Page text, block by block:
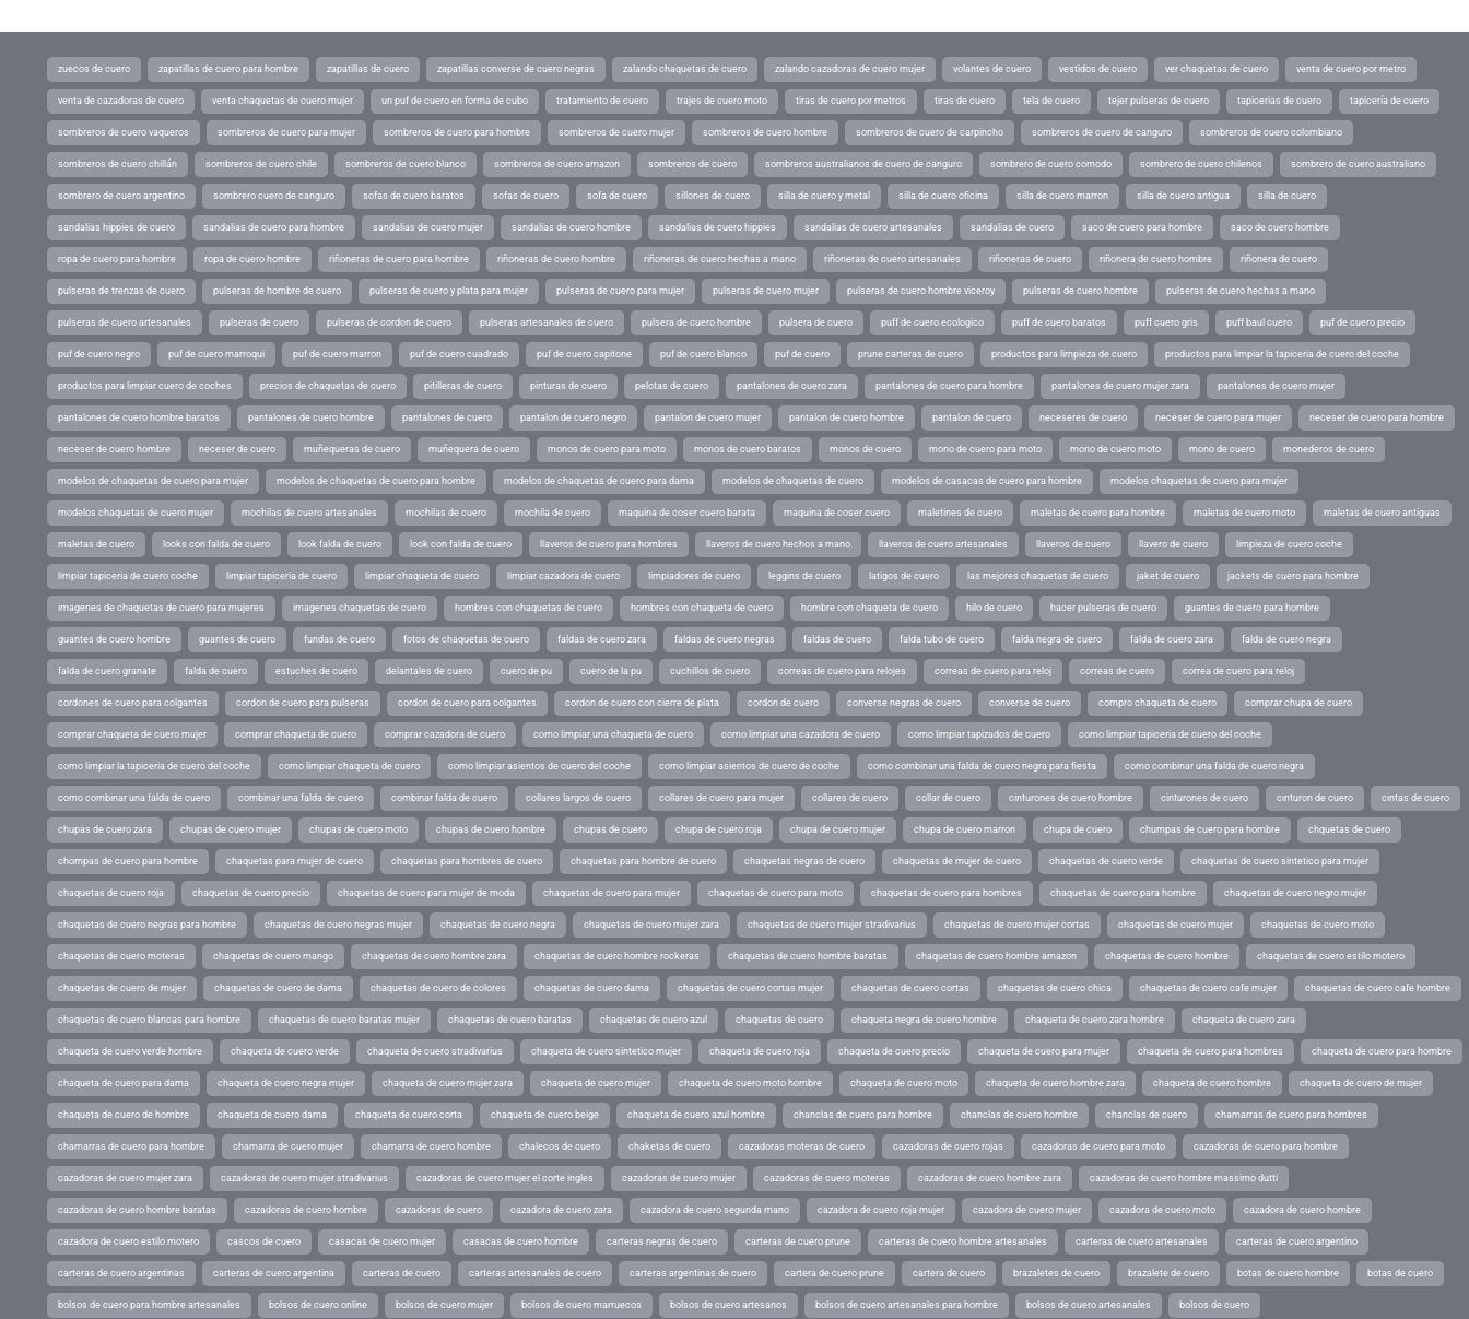
zuecos de cuero zapatillas de cuero para hombre zapatillas de cuero zapatillas converse de cuero negras zalando chaquetas de cuero zalando cazadoras de cuero mujer volantes de cuero vestidos de cuero ver chaquetas de cuero venta de cuero por metro
venta de cazadoras de cuero venta chaquetas de cuero mujer un puf de cuero en forma de cubo tratamiento de cuero trajes de cuero moto tiras de cuero por metros tiras de cuero tela de cuero tejer pulseras de cuero tapicerias de cuero tapicería de cuero
sombreros de cuero vaqueros sombreros de cuero para mujer sombreros de cuero para hombre sombreros de cuero mujer sombreros de cuero hombre sombreros de cuero de carpincho sombreros de cuero de canguro sombreros de cuero colombiano
sombreros de cuero chillán sombreros de cuero chile sombreros de cuero blanco sombreros de cuero amazon sombreros de cuero sombreros australianos de cuero de canguro sombrero de cuero comodo sombrero de cuero chilenos sombrero de cuero australiano
sombrero de cuero argentino sombrero cuero de canguro sofas de cuero baratos sofas de cuero sofa de cuero sillones de cuero silla de cuero y metal silla de cuero oficina silla de cuero marron silla de cuero antigua silla de cuero
sandalias hippies de cuero sandalias de cuero para hombre sandalias de cuero mujer sandalias de cuero hombre sandalias de cuero hippies sandalias de cuero artesanales sandalias de cuero saco de cuero para hombre saco de cuero hombre
ropa de cuero para hombre ropa de cuero hombre riñoneras de cuero para hombre riñoneras de cuero hombre riñoneras de cuero hechas a mano riñoneras de cuero artesanales riñoneras de cuero riñonera de cuero hombre riñonera de cuero
pulseras de trenzas de cuero pulseras de hombre de cuero pulseras de cuero y plata para mujer pulseras de cuero para mujer pulseras de cuero mujer pulseras de cuero hombre viceroy pulseras de cuero hombre pulseras de cuero hechas a mano
pulseras de cuero artesanales pulseras de cuero pulseras de cordon de cuero pulseras artesanales de cuero pulsera de cuero hombre pulsera de cuero puff de cuero ecologico puff de cuero baratos puff cuero gris puff baul cuero puf de cuero precio
puf de cuero negro puf de cuero marroqui puf de cuero marron puf de cuero cuadrado puf de cuero capitone puf de cuero blanco puf de cuero prune carteras de cuero productos para limpieza de cuero productos para limpiar la tapiceria de cuero del coche
productos para limpiar cuero de coches precios de chaquetas de cuero pitilleras de cuero pinturas de cuero pelotas de cuero pantalones de cuero zara pantalones de cuero para hombre pantalones de cuero mujer zara pantalones de cuero mujer
pantalones de cuero hombre baratos pantalones de cuero hombre pantalones de cuero pantalon de cuero negro pantalon de cuero mujer pantalon de cuero hombre pantalon de cuero neceseres de cuero neceser de cuero para mujer neceser de cuero para hombre
neceser de cuero hombre neceser de cuero muñequeras de cuero muñequera de cuero monos de cuero para moto monos de cuero baratos monos de cuero mono de cuero para moto mono de cuero moto mono de cuero monederos de cuero
modelos de chaquetas de cuero para mujer modelos de chaquetas de cuero para hombre modelos de chaquetas de cuero para dama modelos de chaquetas de cuero modelos de casacas de cuero para hombre modelos chaquetas de cuero para mujer
modelos chaquetas de cuero mujer mochilas de cuero artesanales mochilas de cuero mochila de cuero maquina de coser cuero barata maquina de coser cuero maletines de cuero maletas de cuero para hombre maletas de cuero moto maletas de cuero antiguas
maletas de cuero looks con falda de cuero look falda de cuero look con falda de cuero llaveros de cuero para hombres llaveros de cuero hechos a mano llaveros de cuero artesanales llaveros de cuero llavero de cuero limpieza de cuero coche
limpiar tapiceria de cuero coche limpiar tapiceria de cuero limpiar chaqueta de cuero limpiar cazadora de cuero limpiadores de cuero leggins de cuero latigos de cuero las mejores chaquetas de cuero jaket de cuero jackets de cuero para hombre
imagenes de chaquetas de cuero para mujeres imagenes chaquetas de cuero hombres con chaquetas de cuero hombres con chaqueta de cuero hombre con chaqueta de cuero hilo de cuero hacer pulseras de cuero guantes de cuero para hombre
guantes de cuero hombre guantes de cuero fundas de cuero fotos de chaquetas de cuero faldas de cuero zara faldas de cuero negras faldas de cuero falda tubo de cuero falda negra de cuero falda de cuero zara falda de cuero negra
falda de cuero granate falda de cuero estuches de cuero delantales de cuero cuero de pu cuero de la pu cuchillos de cuero correas de cuero para relojes correas de cuero para reloj correas de cuero correa de cuero para reloj
cordones de cuero para colgantes cordon de cuero para pulseras cordon de cuero para colgantes cordon de cuero con cierre de plata cordon de cuero converse negras de cuero converse de cuero compro chaqueta de cuero comprar chupa de cuero
comprar chaqueta de cuero mujer comprar chaqueta de cuero comprar cazadora de cuero como limpiar una chaqueta de cuero como limpiar una cazadora de cuero como limpiar tapizados de cuero como limpiar tapiceria de cuero del coche
como limpiar la tapiceria de cuero del coche como limpiar chaqueta de cuero como limpiar asientos de cuero del coche como limpiar asientos de cuero de coche como combinar una falda de cuero negra para fiesta como combinar una falda de cuero negra
como combinar una falda de cuero combinar una falda de cuero combinar falda de cuero collares largos de cuero collares de cuero para mujer collares de cuero collar de cuero cinturones de cuero hombre cinturones de cuero cinturon de cuero cintas de cuero
chupas de cuero zara chupas de cuero mujer chupas de cuero moto chupas de cuero hombre chupas de cuero chupa de cuero roja chupa de cuero mujer chupa de cuero marron chupa de cuero chumpas de cuero para hombre chquetas de cuero
chompas de cuero para hombre chaquetas para mujer de cuero chaquetas para hombres de cuero chaquetas para hombre de cuero chaquetas negras de cuero chaquetas de mujer de cuero chaquetas de cuero verde chaquetas de cuero sintetico para mujer
chaquetas de cuero roja chaquetas de cuero precio chaquetas de cuero para mujer de moda chaquetas de cuero para mujer chaquetas de cuero para moto chaquetas de cuero para hombres chaquetas de cuero para hombre chaquetas de cuero negro mujer
chaquetas de cuero negras para hombre chaquetas de cuero negras mujer chaquetas de cuero negra chaquetas de cuero mujer zara chaquetas de cuero mujer stradivarius chaquetas de cuero mujer cortas chaquetas de cuero mujer chaquetas de cuero moto
chaquetas de cuero moteras chaquetas de cuero mango chaquetas de cuero hombre zara chaquetas de cuero hombre rockeras chaquetas de cuero hombre baratas chaquetas de cuero hombre amazon chaquetas de cuero hombre chaquetas de cuero estilo motero
chaquetas de cuero de mujer chaquetas de cuero de dama chaquetas de cuero de colores chaquetas de cuero dama chaquetas de cuero cortas mujer chaquetas de cuero cortas chaquetas de cuero chica chaquetas de cuero cafe mujer chaquetas de cuero cafe hombre
chaquetas de cuero blancas para hombre chaquetas de cuero baratas mujer chaquetas de cuero baratas chaquetas de cuero azul chaquetas de cuero chaqueta negra de cuero hombre chaqueta de cuero zara hombre chaqueta de cuero zara
chaqueta de cuero verde hombre chaqueta de cuero verde chaqueta de cuero stradivarius chaqueta de cuero sintetico mujer chaqueta de cuero roja chaqueta de cuero precio chaqueta de cuero para mujer chaqueta de cuero para hombres chaqueta de cuero para hombre
chaqueta de cuero para dama chaqueta de cuero negra mujer chaqueta de cuero mujer zara chaqueta de cuero mujer chaqueta de cuero moto hombre chaqueta de cuero moto chaqueta de cuero hombre zara chaqueta de cuero hombre chaqueta de cuero de mujer
chaqueta de cuero de hombre chaqueta de cuero dama chaqueta de cuero corta chaqueta de cuero beige chaqueta de cuero azul hombre chanclas de cuero para hombre chanclas de cuero hombre chanclas de cuero chamarras de cuero para hombres
chamarras de cuero para hombre chamarra de cuero mujer chamarra de cuero hombre chalecos de cuero chaketas de cuero cazadoras moteras de cuero cazadoras de cuero rojas cazadoras de cuero para moto cazadoras de cuero para hombre
cazadoras de cuero mujer zara cazadoras de cuero mujer stradivarius cazadoras de cuero mujer el corte ingles cazadoras de cuero mujer cazadoras de cuero moteras cazadoras de cuero hombre zara cazadoras de cuero hombre massimo dutti
cazadoras de cuero hombre baratas cazadoras de cuero hombre cazadoras de cuero cazadora de cuero zara cazadora de cuero segunda mano cazadora de cuero roja mujer cazadora de cuero mujer cazadora de cuero moto cazadora de cuero hombre
cazadora de cuero estilo motero cascos de cuero casacas de cuero mujer casacas de cuero hombre carteras negras de cuero carteras de cuero prune carteras de cuero hombre artesanales carteras de cuero artesanales carteras de cuero argentino
carteras de cuero argentinas carteras de cuero argentina carteras de cuero carteras artesanales de cuero carteras argentinas de cuero cartera de cuero prune cartera de cuero brazaletes de cuero brazalete de cuero botas de cuero hombre botas de cuero
bolsos de cuero para hombre artesanales bolsos de cuero online bolsos de cuero mujer bolsos de cuero marruecos bolsos de cuero artesanos bolsos de cuero artesanales para hombre bolsos de cuero artesanales bolsos de cuero